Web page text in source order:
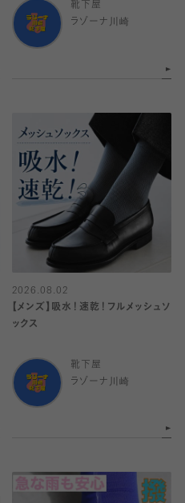
靴下屋
ラゾーナ川崎
2026.08.02
【メンズ】吸水！速乾！フルメッシュソ
ックス
靴下屋
ラゾーナ川崎